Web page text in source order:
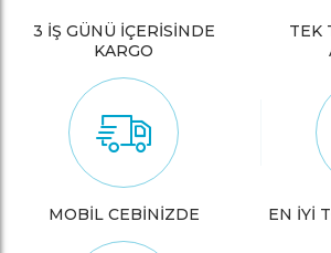
3 İŞ GÜNÜ İÇERİSİNDE
KARGO
TEK
MOBİL CEBİNİZDE EN İYİ